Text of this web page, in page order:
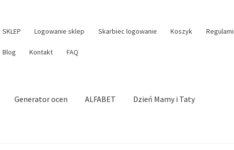
SKLEP Logowanie sklep Skarbiec logowanie Koszyk
Blog Kontakt FAQ
Generator ocen ALFABET Dzień Mamy i Taty